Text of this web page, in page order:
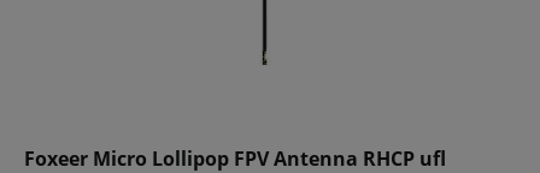
Foxeer Micro Lollipop FPV Antenna RHCP ufl